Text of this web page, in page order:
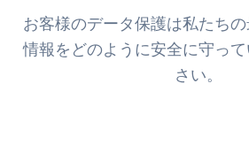
お客様のデータ保護は私たちの
情報をどのように安全に守っ
さい。